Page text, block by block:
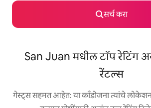
सर्च करा
San Juan मधील टॉप रेटिंग
रेंटल्स
गेस्ट्स सहमत आहेत: या काँडोजना त्यांचे